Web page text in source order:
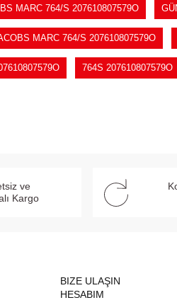
MARC 764/S 207610807579O
MARC 764/S 207610807579O
764S 207610807579O
ve
Kargo
BIZE ULAŞIN
HESABIM